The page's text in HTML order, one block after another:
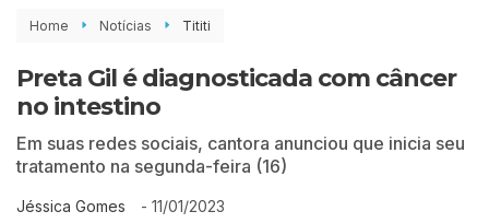
Home Notícias Tititi
Preta Gil é diagnosticada com câncer
no intestino
Em suas redes sociais, cantora anunciou que inicia seu
tratamento na segunda-feira (16)
Jéssica Gomes - 11/01/2023